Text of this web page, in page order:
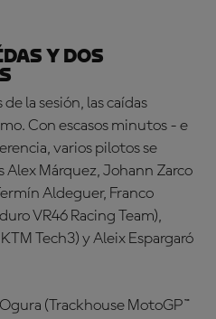
y dos
la sesión, las caídas
Con escasos minutos - e
varios pilotos se
Alex Márquez, Johann Zarco
Aldeguer, Franco
VR46 Racing Team),
Tech3) y Aleix Espargaró
(Trackhouse MotoGP™